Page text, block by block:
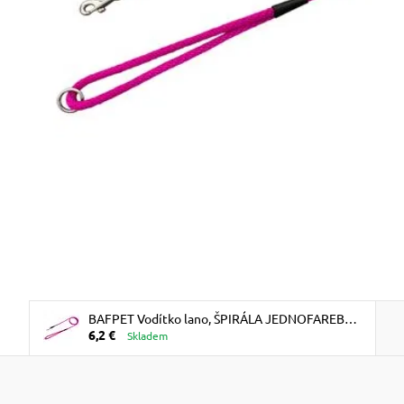
BAFPET Vodítko lano, ŠPIRÁLA JEDNOFAREBNÁ
- Fuchsie
6,2 € Skladem